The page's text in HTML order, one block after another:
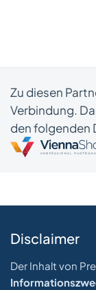
Zu diesen
Verbindung.
den folgenden
Disclaimer
Der Inhalt von